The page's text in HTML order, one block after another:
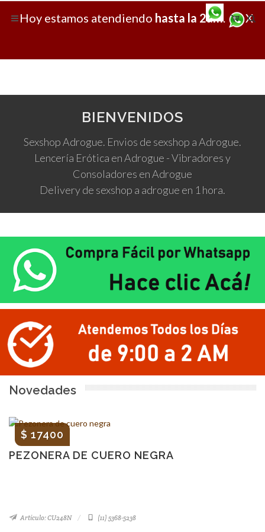
X
Hoy estamos atendiendo hasta la 2am.
BIENVENIDOS
Sexshop Adrogue. Envios de sexshop a Adrogue.
Lencería Erótica en Adrogue - Vibradores y
Consoladores en Adrogue
Delivery de sexshop a adrogue en 1 hora.
Novedades
PEZONERA DE CUERO NEGRA
$ 17400
Artículo: CU248N (11) 5368-5238